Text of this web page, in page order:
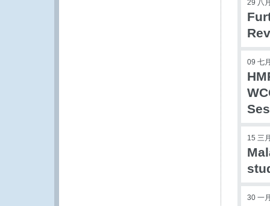
29 八
09 七
15 三
30 一